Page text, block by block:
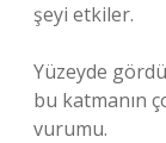
şeyi etkiler.
Yüzeyde
bu katmanın
vurumu.